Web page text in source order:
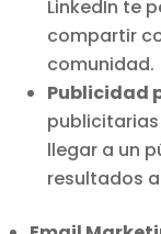
LinkedIn te
compartir
comunidad.
Publicidad
llegar a un
resultados